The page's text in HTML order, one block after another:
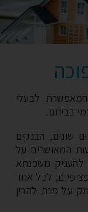
לבעלי
הבנקים
על
משכנתא
לכל אחד
להבין